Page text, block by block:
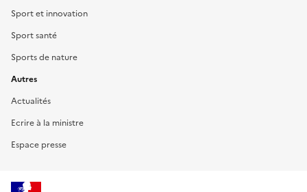
Sport et innovation
Sport santé
Sports de nature
Autres
Actualités
Ecrire à la ministre
Espace presse